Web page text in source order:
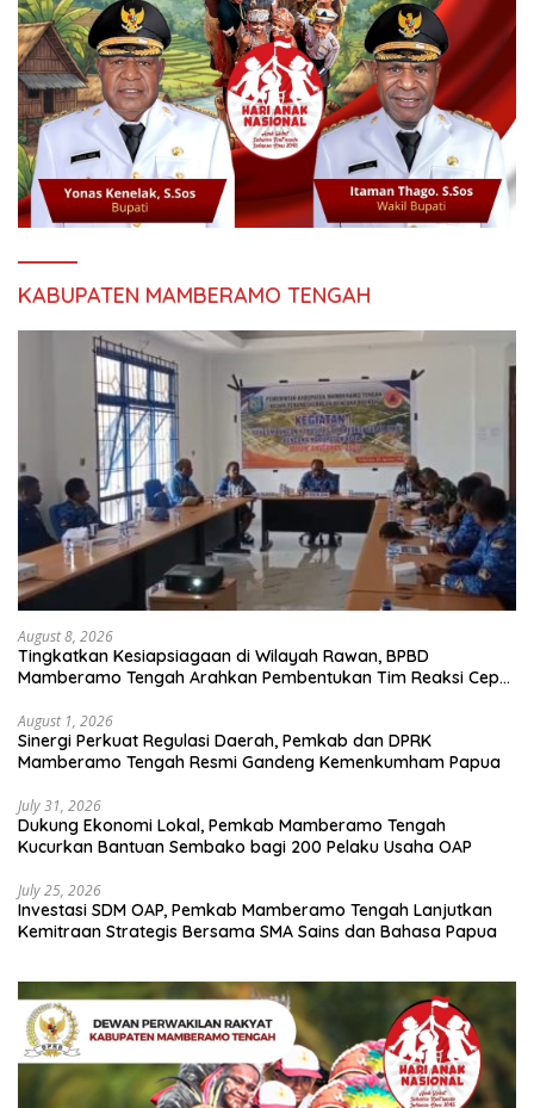
KABUPATEN MAMBERAMO TENGAH
August 8, 2026
Tingkatkan Kesiapsiagaan di Wilayah Rawan, BPBD
Mamberamo Tengah Arahkan Pembentukan Tim Reaksi Cepat
August 1, 2026
Sinergi Perkuat Regulasi Daerah, Pemkab dan DPRK
Mamberamo Tengah Resmi Gandeng Kemenkumham Papua
July 31, 2026
Dukung Ekonomi Lokal, Pemkab Mamberamo Tengah
Kucurkan Bantuan Sembako bagi 200 Pelaku Usaha OAP
July 25, 2026
Investasi SDM OAP, Pemkab Mamberamo Tengah Lanjutkan
Kemitraan Strategis Bersama SMA Sains dan Bahasa Papua